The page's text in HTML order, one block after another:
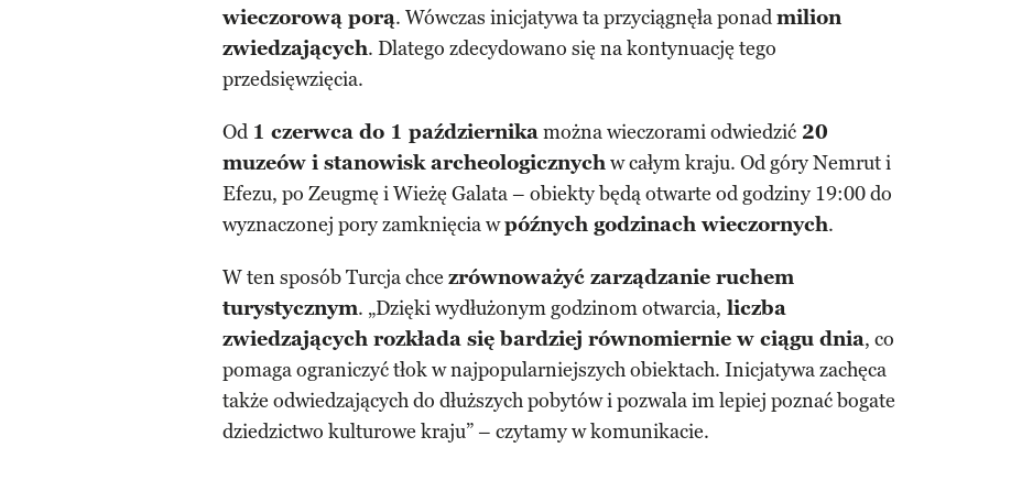
wieczorową porą. Wówczas inicjatywa ta przyciągnęła ponadmilion
zwiedzających. Dlatego zdecydowano się na kontynuację tego
przedsięwzięcia.
Od 1 czerwca do 1 październikamożna wieczorami odwiedzić 20
muzeów i stanowisk archeologicznychw całym kraju. Od góry Nemrut i
Efezu, po Zeugmę i Wieżę Galata – obiekty będą otwarte od godziny 19:00 do
wyznaczonej pory zamknięcia wpóźnych godzinach wieczornych.
W ten sposób Turcja chce zrównoważyć zarządzanie ruchem
turystycznym. „Dzięki wydłużonym godzinom otwarcia, liczba
zwiedzających rozkłada się bardziej równomiernie w ciągu dnia, co
pomaga ograniczyć tłok w najpopularniejszych obiektach. Inicjatywa zachęca
także odwiedzających do dłuższych pobytów i pozwala im lepiej poznać bogate
dziedzictwo kulturowe kraju” – czytamy w komunikacie.